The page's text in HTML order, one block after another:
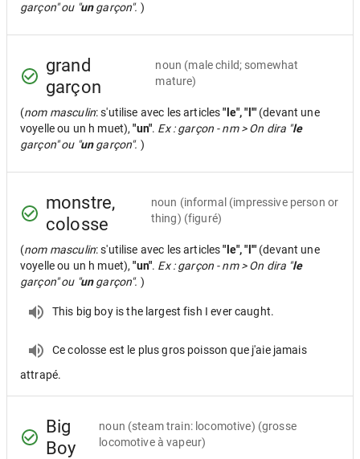
garçon" ou "ungarçon". )
grand
garçon
noun (male child; somewhat
mature)
(nom masculin: s'utilise avec les articles"le", "l'" (devant une
voyelle ou un h muet),"un". Ex : garçon - nm > On dira "le
garçon" ou "ungarçon". )
monstre,
colosse
noun (informal (impressive person or
thing) (figuré)
(nom masculin: s'utilise avec les articles"le", "l'" (devant une
voyelle ou un h muet),"un". Ex : garçon - nm > On dira "le
garçon" ou "ungarçon". )
This big boy is the largest fish I ever caught.
Ce colosse est le plus gros poisson que j'aie jamais
attrapé.
Big
Boy
noun (steam train: locomotive) (grosse
locomotive à vapeur)